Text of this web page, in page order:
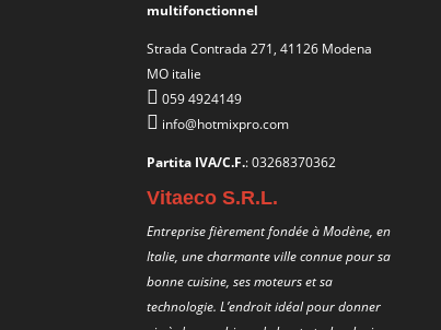
multifonctionnel
Strada Contrada 271, 41126 Modena
MO italie
059 4924149
info@hotmixpro.com
Partita IVA/C.F.: 03268370362
Vitaeco S.R.L.
Entreprise fièrement fondée à Modène, en
Italie, une charmante ville connue pour sa
bonne cuisine, ses moteurs et sa
technologie. L’endroit idéal pour donner